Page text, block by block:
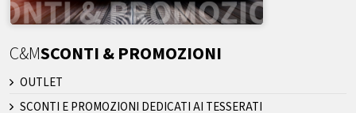
C&MSCONTI & PROMOZIONI
OUTLET
SCONTI E PROMOZIONI DEDICATI AI TESSERATI